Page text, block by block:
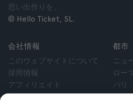
思い出作りを。
© Hello Ticket, SL.
会社情報
このウェブサイトについて
採用情報
アフィリエイト
都市
ニュ
ロー
パリ